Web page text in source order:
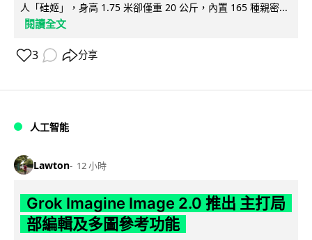
人「硅姬」，身高 1.75 米卻僅重 20 公斤，內置 165 種親密...
閱讀全文
3 分享
人工智能
Lawton 12 小時
Grok Imagine Image 2.0 推出 主打局
部編輯及多圖參考功能